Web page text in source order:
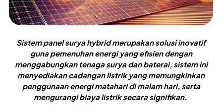
Sistem panel surya hybrid merupakan solusi inovatif
guna pemenuhan energi yang efisien dengan
menggabungkan tenaga surya dan baterai, sistem ini
menyediakan cadangan listrik yang memungkinkan
penggunaan energi matahari di malam hari, serta
mengurangi biaya listrik secara signifikan.